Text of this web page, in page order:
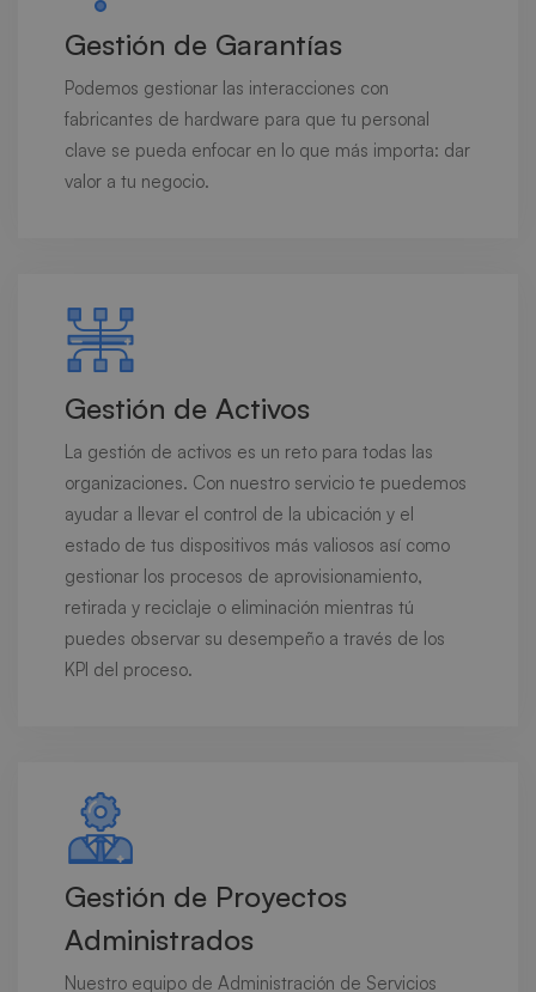
Gestión de Garantías
Podemos gestionar las interacciones con
fabricantes de hardware para que tu personal
clave se pueda enfocar en lo que más importa: dar
valor a tu negocio.
Gestión de Activos
La gestión de activos es un reto para todas las
organizaciones. Con nuestro servicio te puedemos
ayudar a llevar el control de la ubicación y el
estado de tus dispositivos más valiosos así como
gestionar los procesos de aprovisionamiento,
retirada y reciclaje o eliminación mientras tú
puedes observar su desempeño a través de los
KPI del proceso.
Gestión de Proyectos
Administrados
Nuestro equipo de Administración de Servicios